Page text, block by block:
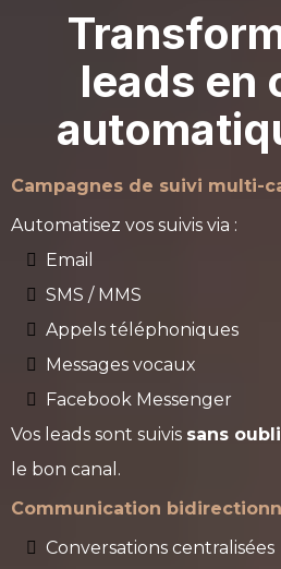
leads en
Campagnes de suivi multi-
Automatisez vos suivis via :
Email
SMS / MMS
Appels téléphoniques
Messages vocaux
Facebook Messenger
Vos leads sont suivis sans oubli
le bon canal.
Communication
Conversations centralisées